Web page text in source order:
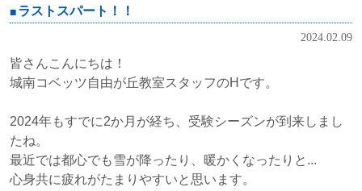
ラストスパート！！
2024.02.09
皆さんこんにちは！
城南コベッツ自由が丘教室スタッフのHです。
2024年もすでに2か月が経ち、受験シーズンが到来しまし
たね。
最近では都心でも雪が降ったり、暖かくなったりと...
心身共に疲れがたまりやすいと思います。